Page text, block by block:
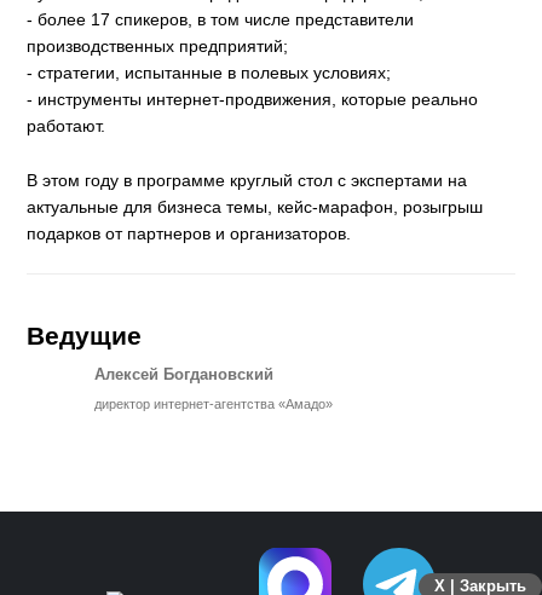
- более 17 спикеров, в том числе представители
производственных предприятий;
- стратегии, испытанные в полевых условиях;
- инструменты интернет-продвижения, которые реально
работают.
В этом году в программе круглый стол с экспертами на
актуальные для бизнеса темы, кейс-марафон, розыгрыш
подарков от партнеров и организаторов.
Ведущие
Алексей Богдановский
директор интернет-агентства «Амадо»
X | Закрыть